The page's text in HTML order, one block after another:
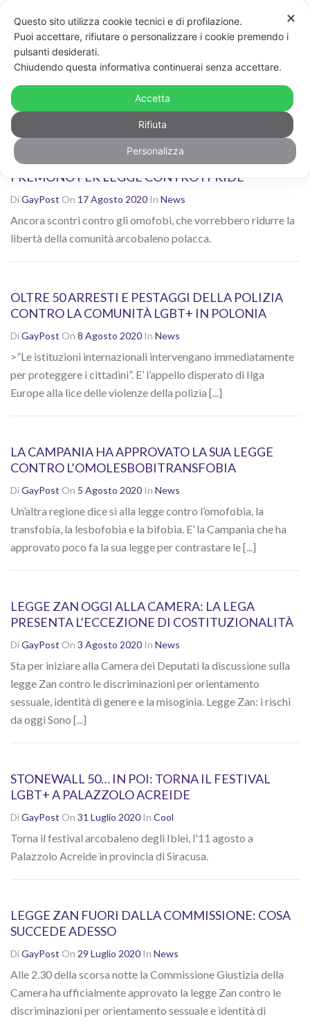
CERCA
Ricerca risultati per: "omofobia"
Non sei contento dei risultati? Cerca di nuovo con altre
parole chiave
POLONIA, ESTREMA DESTRA E CATTOLICI
PREMONO PER LEGGE CONTRO I PRIDE
DiGayPost On 17 Agosto 2020 In News
Ancora scontri contro gli omofobi, che vorrebbero ridurre la
libertà della comunità arcobaleno polacca.
OLTRE 50 ARRESTI E PESTAGGI DELLA POLIZIA
CONTRO LA COMUNITÀ LGBT+ IN POLONIA
DiGayPost On 8 Agosto 2020 In News
>”Le istituzioni internazionali intervengano immediatamente
per proteggere i cittadini”. E’ l’appello disperato di Ilga
Europe alla lice delle violenze della polizia [...]
LA CAMPANIA HA APPROVATO LA SUA LEGGE
CONTRO L’OMOLESBOBITRANSFOBIA
DiGayPost On 5 Agosto 2020 In News
Un’altra regione dice sì alla legge contro l’omofobia, la
transfobia, la lesbofobia e la bifobia. E’ la Campania che ha
approvato poco fa la sua legge per contrastare le [...]
LEGGE ZAN OGGI ALLA CAMERA: LA LEGA
PRESENTA L’ECCEZIONE DI COSTITUZIONALITÀ
DiGayPost On 3 Agosto 2020 In News
Sta per iniziare alla Camera dei Deputati la discussione sulla
legge Zan contro le discriminazioni per orientamento
sessuale, identità di genere e la misoginia. Legge Zan: i rischi
da oggi Sono [...]
STONEWALL 50… IN POI: TORNA IL FESTIVAL
LGBT+ A PALAZZOLO ACREIDE
DiGayPost On 31 Luglio 2020 In Cool
Torna il festival arcobaleno degli Iblei, l'11 agosto a
Palazzolo Acreide in provincia di Siracusa.
LEGGE ZAN FUORI DALLA COMMISSIONE: COSA
SUCCEDE ADESSO
DiGayPost On 29 Luglio 2020 In News
Alle 2.30 della scorsa notte la Commissione Giustizia della
Camera ha ufficialmente approvato la legge Zan contro le
discriminazioni per orientamento sessuale e identità di
✕
Questo sito utilizza cookie tecnici e di profilazione.
Puoi accettare, rifiutare o personalizzare i cookie premendo i
pulsanti desiderati.
Chiudendo questa informativa continuerai senza accettare.
Accetta
Rifiuta
Personalizza